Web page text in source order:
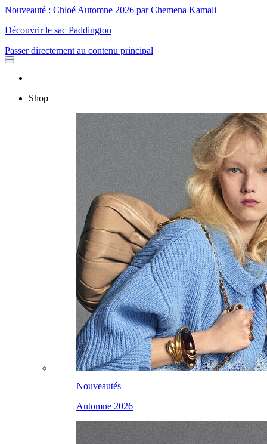
Nouveauté : Chloé Automne 2026 par Chemena Kamali
Découvrir le sac Paddington
Passer directement au contenu principal
Shop
Nouveautés
Automne 2026